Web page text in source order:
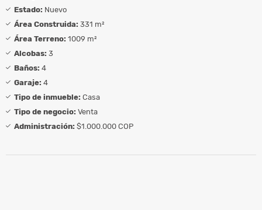
Estado: Nuevo
Área Construida: 331 m²
Área Terreno: 1009 m²
Alcobas: 3
Baños: 4
Garaje: 4
Tipo de inmueble: Casa
Tipo de negocio: Venta
Administración: $1.000.000 COP